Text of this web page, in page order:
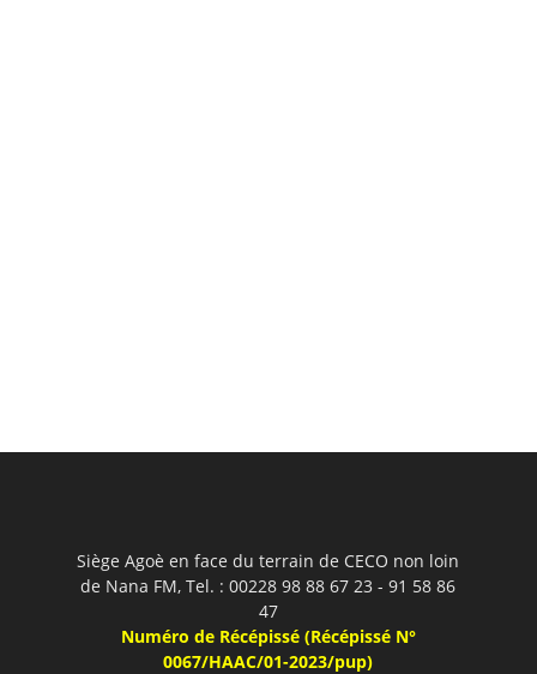
Siège Agoè en face du terrain de CECO non loin
de Nana FM, Tel. : 00228 98 88 67 23 - 91 58 86
47
Numéro de Récépissé (Récépissé N°
0067/HAAC/01-2023/pup)